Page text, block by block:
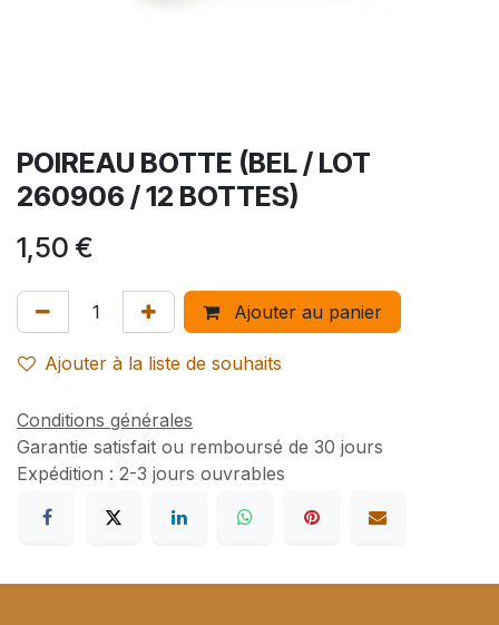
POIREAU BOTTE (BEL / LOT
260906 / 12 BOTTES)
1,50 €
Ajouter au panier
Ajouter à la liste de souhaits
Conditions générales
Garantie satisfait ou remboursé de 30 jours
Expédition : 2-3 jours ouvrables